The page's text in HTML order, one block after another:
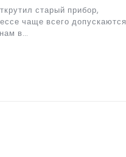
старый прибор,
чаще всего допускаются
в…